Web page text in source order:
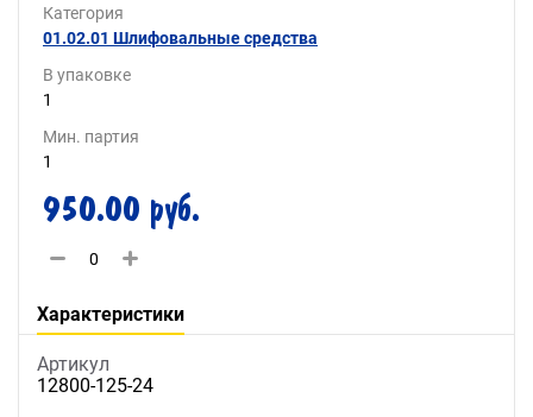
Категория
01.02.01 Шлифовальные средства
В упаковке
1
Мин. партия
1
950.00 руб.
Характеристики
Артикул
12800-125-24